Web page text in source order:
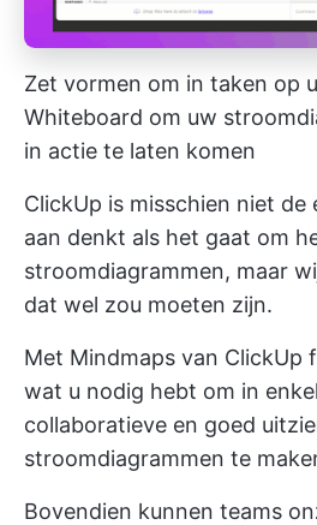
Zet vormen om in taken op
Whiteboard om uw
in actie te laten komen
ClickUp is misschien niet de
aan denkt als het gaat om
stroomdiagrammen, maar
dat wel zou moeten zijn.
Met Mindmaps van ClickUp
wat u nodig hebt om in
collaboratieve en goed
stroomdiagrammen te
Bovendien kunnen teams